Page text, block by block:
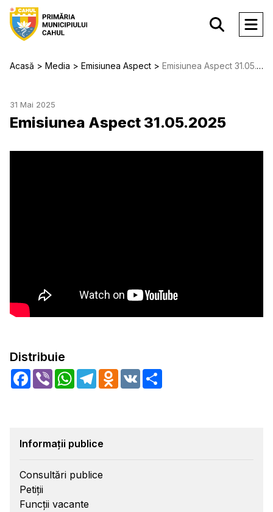
Acasă Media Emisiunea Aspect Emisiunea Aspect 31.05.2025
31 Mai 2025
Emisiunea Aspect 31.05.2025
Distribuie
Facebook
Viber WhatsApp
TelegramOdnoklassniki
VK
Informații publice
Consultări publice
Petiții
Funcții vacante